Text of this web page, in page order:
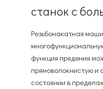
станок с
Резьбонакатная
функция прядения
прямоволокнистую и
состоянии в